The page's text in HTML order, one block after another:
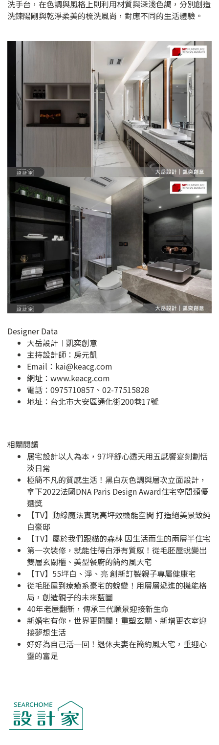
洗手台，在色調與風格上則利用材質與深淺色調，分別創造
洗鍊陽剛與乾淨柔美的梳洗風尚，對應不同的生活體驗。
Designer Data
大岳設計︱凱奕創意
主持設計師：房元凱
Email： kai@keacg.com
網址： www.keacg.com
電話：0975710857、02-77515828
地址： 台北市大安區通化街200巷17號
相關閱讀
居宅設計以人為本，97坪舒心透天用五感饗宴刻劃恬
淡日常
極簡不凡的質感生活！黑白灰色調與層次立面設計，
拿下2022法國DNA Paris Design Award住宅空間類優
選獎
【TV】動線魔法實現高坪效機能空間 打造絕美景致純
白豪邸
【TV】屬於我們跟貓的森林 因生活而生的兩層半住宅
第一次裝修，就能住得白淨有質感！從毛胚屋蛻變出
雙層玄關櫃、美型餐廚的簡約風大宅
【TV】55坪白、淨、亮 創新訂製親子專屬健康宅
從毛胚屋到療癒系豪宅的蛻變！用層層遞進的機能格
局，創造親子的未來藍圖
40年老屋翻新，傳承三代願景迎接新生命
新婚宅有你，世界更開闊！重塑玄關、新增更衣室迎
接夢想生活
好好為自己活一回！退休夫妻在簡約風大宅，重迎心
靈的富足